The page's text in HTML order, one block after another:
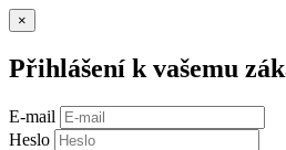
×
Přihlášení k vašemu
E-mail
Heslo